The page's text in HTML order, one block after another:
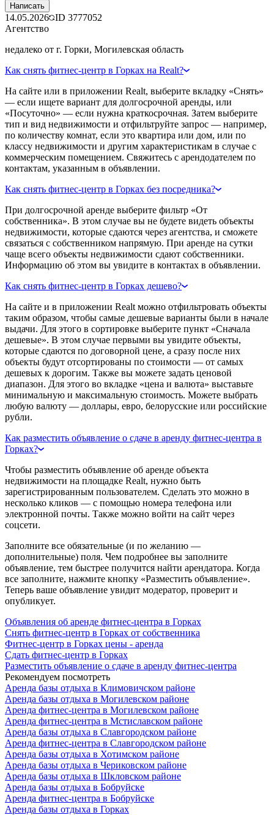
Написать
14.05.2026 ID 3777052
Агентство
недалеко от г. Горки, Могилевская область
Как снять фитнес-центр в Горках на Realt?
На сайте или в приложении Realt, выберите вкладку «Снять»
— если ищете вариант для долгосрочной аренды, или
«Посуточно» — если нужна краткосрочная. Затем выберите
тип и вид недвижимости и отфильтруйте запрос — например,
по количеству комнат, если это квартира или дом, или по
классу недвижимости и другим характеристикам в случае с
коммерческим помещением. Свяжитесь с арендодателем по
контактам, указанным в объявлении.
Как снять фитнес-центр в Горках без посредника?
При долгосрочной аренде выберите фильтр «От
собственника». В этом случае вы не будете видеть объекты
недвижимости, которые сдаются через агентства, и сможете
связаться с собственником напрямую. При аренде на сутки
чаще всего объекты недвижимости сдают собственники.
Информацию об этом вы увидите в контактах в объявлении.
Как снять фитнес-центр в Горках дешево?
На сайте и в приложении Realt можно отфильтровать объекты
таким образом, чтобы самые дешевые варианты были в начале
выдачи. Для этого в сортировке выберите пункт «Сначала
дешевые». В этом случае первыми вы увидите объекты,
которые сдаются по договорной цене, а сразу после них
объекты будут отсортированы по стоимости — от самых
дешевых к дорогим. Также вы можете задать ценовой
диапазон. Для этого во вкладке «цена и валюта» выставьте
минимальную и максимальную стоимость. Можете выбрать
любую валюту — доллары, евро, белорусские или российские
рубли.
Как разместить объявление о сдаче в аренду фитнес-центра в
Горках?
Чтобы разместить объявление об аренде объекта
недвижимости на площадке Realt, нужно быть
зарегистрированным пользователем. Сделать это можно в
несколько кликов — с помощью номера телефона или
электронной почты. Также можно войти на сайт через
соцсети.
Заполните все обязательные (и по желанию —
дополнительные) поля. Чем подробнее вы заполните
объявление, тем быстрее получится найти арендатора. Когда
все заполните, нажмите кнопку «Разместить объявление».
Теперь ваше объявление увидит модератор, проверит и
опубликует.
Объявления об аренде фитнес-центра в Горках
Снять фитнес-центр в Горках от собственника
Фитнес-центр в Горках цены - аренда
Сдать фитнес-центр в Горках
Разместить объявление о сдаче в аренду фитнес-центра
Рекомендуем посмотреть
Аренда базы отдыха в Климовичском районе
Аренда базы отдыха в Могилевском районе
Аренда фитнес-центра в Могилевском районе
Аренда фитнес-центра в Мстиславском районе
Аренда базы отдыха в Славгородском районе
Аренда фитнес-центра в Славгородском районе
Аренда базы отдыха в Хотимском районе
Аренда базы отдыха в Чериковском районе
Аренда базы отдыха в Шкловском районе
Аренда базы отдыха в Бобруйске
Аренда фитнес-центра в Бобруйске
Аренда базы отдыха в Горках